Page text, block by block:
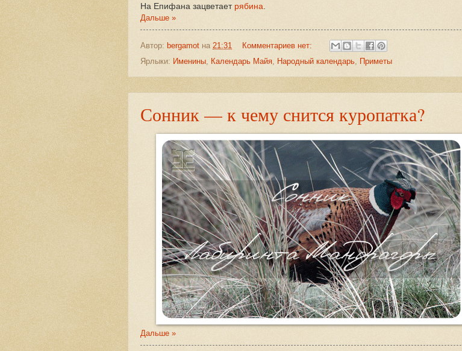
На Епифана зацветает рябина.
Дальше »
Автор: bergamot на 21:31
Комментариев нет:
Ярлыки: Именины, Календарь Майя, Народный календарь, Приметы
Сонник — к чему снится куропатка?
Дальше »